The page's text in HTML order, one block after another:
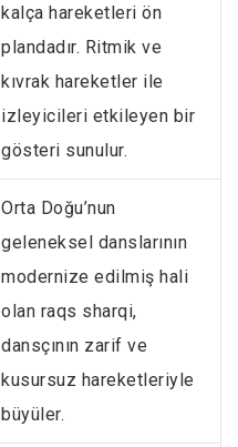
kalça hareketleri ön
plandadır. Ritmik ve
kıvrak hareketler ile
izleyicileri etkileyen bir
gösteri sunulur.
Orta Doğu’nun
geleneksel danslarının
modernize edilmiş hali
olan raqs sharqi,
dansçının zarif ve
kusursuz hareketleriyle
büyüler.